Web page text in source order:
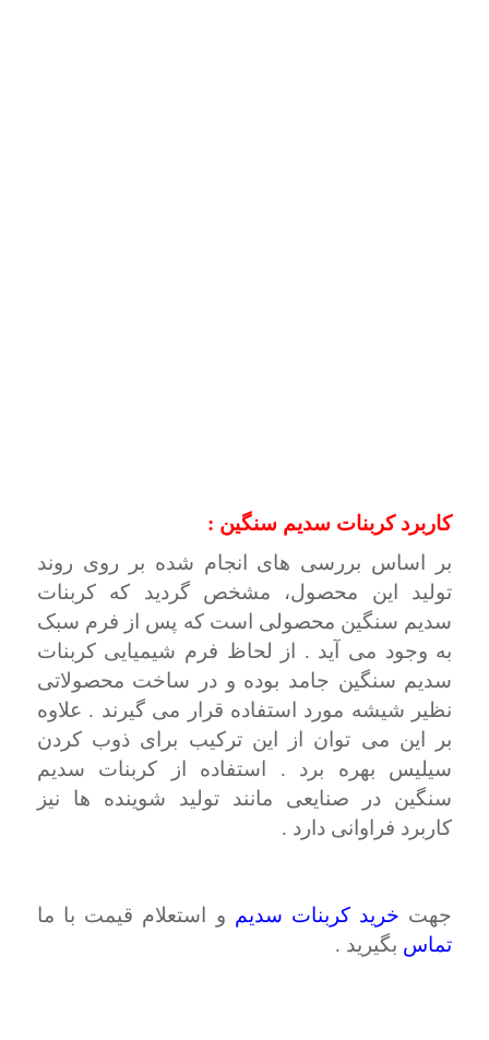
کاربرد کربنات سدیم سنگین :
بر اساس بررسی های انجام شده بر روی روند
تولید این محصول، مشخص گردید که کربنات
سدیم سنگین محصولی است که پس از فرم سبک
به وجود می آید . از لحاظ فرم شیمیایی کربنات
سدیم سنگین جامد بوده و در ساخت محصولاتی
نظیر شیشه مورد استفاده قرار می گیرند . علاوه
بر این می توان از این ترکیب برای ذوب کردن
سیلیس بهره برد . استفاده از کربنات سدیم
سنگین در صنایعی مانند تولید شوینده ها نیز
کاربرد فراوانی دارد .
جهت خرید کربنات سدیم و استعلام قیمت با ما
تماس بگیرید .